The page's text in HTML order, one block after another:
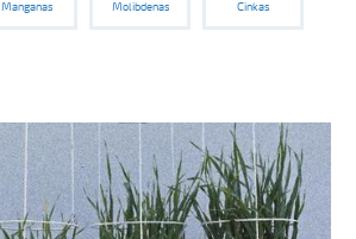
Manganas Molibdenas Cinkas